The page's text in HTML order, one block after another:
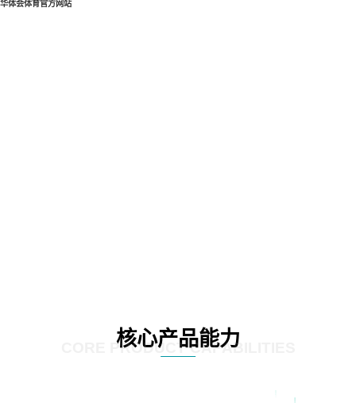
华体会体育官方网站
核心产品能力
CORE PRODUCT CAPABILITIES